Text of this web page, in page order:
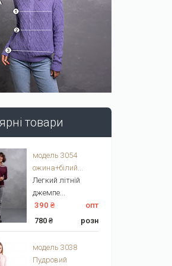
товари
модель 3054
ожина+білий...
Легкий літній
джемпе...
390 ₴
опт
780 ₴
розн
модель 3038
Пудровий